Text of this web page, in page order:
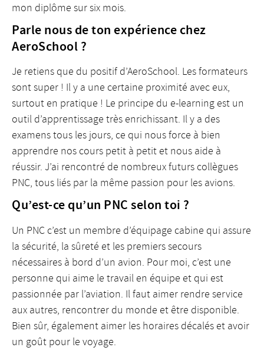
mon diplôme sur six mois.
Parle nous de ton expérience chez
AeroSchool ?
Je retiens que du positif d’AeroSchool. Les formateurs
sont super ! Il y a une certaine proximité avec eux,
surtout en pratique ! Le principe du e-learning est un
outil d’apprentissage très enrichissant. Il y a des
examens tous les jours, ce qui nous force à bien
apprendre nos cours petit à petit et nous aide à
réussir. J’ai rencontré de nombreux futurs collègues
PNC, tous liés par la même passion pour les avions.
Qu’est-ce qu’un PNC selon toi ?
Un PNC c’est un membre d’équipage cabine qui assure
la sécurité, la sûreté et les premiers secours
nécessaires à bord d’un avion. Pour moi, c’est une
personne qui aime le travail en équipe et qui est
passionnée par l’aviation. Il faut aimer rendre service
aux autres, rencontrer du monde et être disponible.
Bien sûr, également aimer les horaires décalés et avoir
un goût pour le voyage.